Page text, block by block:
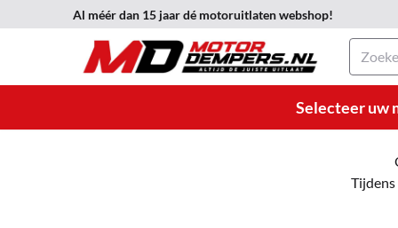
Cookievoorkeuren zijn momenteel gesloten.
Al méér dan 15 jaar dé motoruitlaten webshop!
Zoeken
Selecteer uw
Tijdens